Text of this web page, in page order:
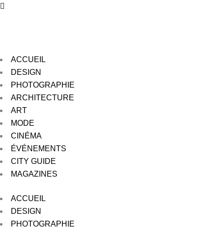
ACCUEIL
DESIGN
PHOTOGRAPHIE
ARCHITECTURE
ART
MODE
CINÉMA
ÉVÉNEMENTS
CITY GUIDE
MAGAZINES
ACCUEIL
DESIGN
PHOTOGRAPHIE